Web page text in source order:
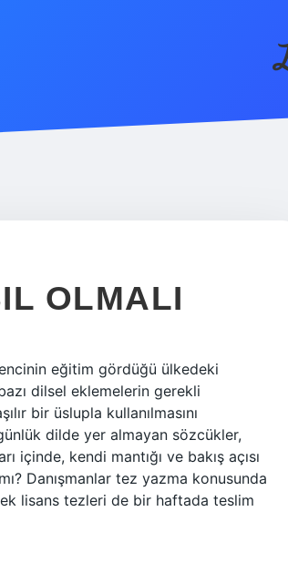
OLMALI
eğitim gördüğü ülkedeki
dilsel eklemelerin gerekli
bir üslupla kullanılmasını
dilde yer almayan sözcükler,
içinde, kendi mantığı ve bakış açısı
Danışmanlar tez yazma konusunda
lisans tezleri de bir haftada teslim